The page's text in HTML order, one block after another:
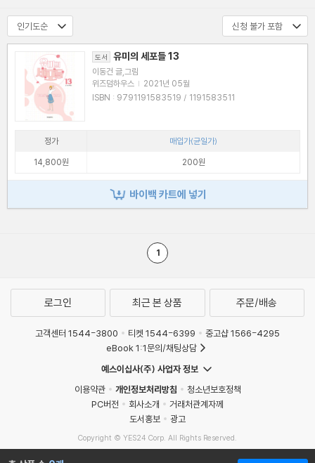
도서 유미의 세포들 13
이동건 글,그림
위즈덤하우스 | 2021년 05월
ISBN : 9791191583519 / 1191583511
정가
매입가(균일가)
14,800원
200원
바이백 카트에 넣기
1
로그인 최근 본 상품 주문/배송
고객센터 1544-3800 티켓 1544-6399
중고샵 1566-4295
eBook 1:1문의/채팅상담
예스이십사(주) 사업자 정보
이용약관
개인정보처리방침
청소년보호정책
PC버전
회사소개
거래처관계자께
도서홍보
광고
Copyright © YES24 Corp. All Rights Reserved.
MATOM11